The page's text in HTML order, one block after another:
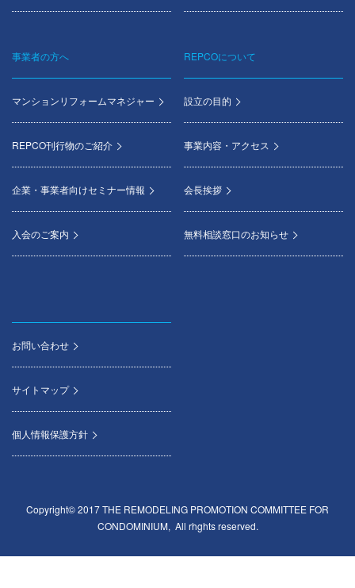
事業者の方へ
マンションリフォームマネジャー
REPCO刊行物のご紹介
企業・事業者向けセミナー情報
入会のご案内
REPCOについて
設立の目的
事業内容・アクセス
会長挨拶
無料相談窓口のお知らせ
お問い合わせ
サイトマップ
個人情報保護方針
Copyright© 2017 THE REMODELING PROMOTION COMMITTEE FOR
CONDOMINIUM, All rhghts reserved.